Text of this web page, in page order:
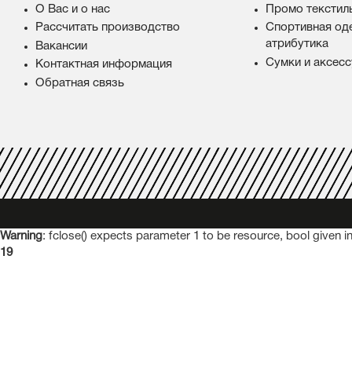
О Вас и о нас
Рассчитать производство
Вакансии
Контактная информация
Обратная связь
Промо
Спортивная
атрибутика
Сумки и
Warning: fclose() expects parameter 1 to be resource, bool given
19